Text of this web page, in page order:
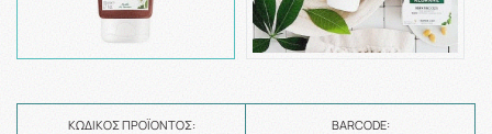
ΚΩΔΙΚΌΣ ΠΡΟΪΌΝΤΟΣ: BARCODE: